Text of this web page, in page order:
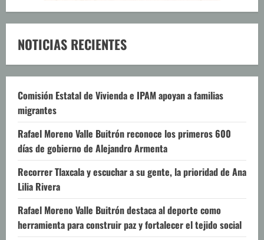
NOTICIAS RECIENTES
Comisión Estatal de Vivienda e IPAM apoyan a familias
migrantes
Rafael Moreno Valle Buitrón reconoce los primeros 600
días de gobierno de Alejandro Armenta
Recorrer Tlaxcala y escuchar a su gente, la prioridad de Ana
Lilia Rivera
Rafael Moreno Valle Buitrón destaca al deporte como
herramienta para construir paz y fortalecer el tejido social